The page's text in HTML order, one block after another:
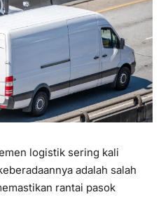
logistik sering kali
adalah salah
rantai pasok